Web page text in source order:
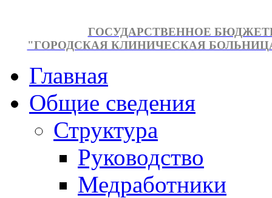
ГОСУДАРСТВЕННОЕ
"ГОРОДСКАЯ КЛИНИЧЕСКАЯ
Главная
Общие сведения
Структура
Руководство
Медработники